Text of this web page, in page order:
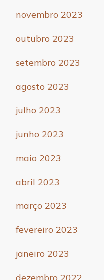
novembro 2023
outubro 2023
setembro 2023
agosto 2023
julho 2023
junho 2023
maio 2023
abril 2023
março 2023
fevereiro 2023
janeiro 2023
dezembro 2022